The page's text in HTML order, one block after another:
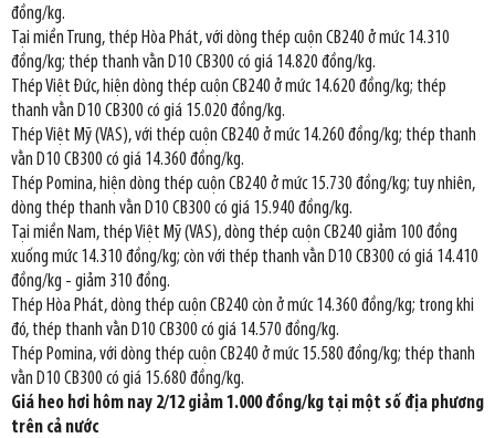
đồng/kg.
Tại miền Trung, thép Hòa Phát, với dòng thép cuộn CB240 ở mức 14.310
đồng/kg; thép thanh vằn D10 CB300 có giá 14.820 đồng/kg.
Thép Việt Đức, hiện dòng thép cuộn CB240 ở mức 14.620 đồng/kg; thép
thanh vằn D10 CB300 có giá 15.020 đồng/kg.
Thép Việt Mỹ (VAS), với thép cuộn CB240 ở mức 14.260 đồng/kg; thép thanh
vằn D10 CB300 có giá 14.360 đồng/kg.
Thép Pomina, hiện dòng thép cuộn CB240 ở mức 15.730 đồng/kg; tuy nhiên,
dòng thép thanh vằn D10 CB300 có giá 15.940 đồng/kg.
Tại miền Nam, thép Việt Mỹ (VAS), dòng thép cuộn CB240 giảm 100 đồng
xuống mức 14.310 đồng/kg; còn với thép thanh vằn D10 CB300 có giá 14.410
đồng/kg - giảm 310 đồng.
Thép Hòa Phát, dòng thép cuộn CB240 còn ở mức 14.360 đồng/kg; trong khi
đó, thép thanh vằn D10 CB300 có giá 14.570 đồng/kg.
Thép Pomina, với dòng thép cuộn CB240 ở mức 15.580 đồng/kg; thép thanh
vằn D10 CB300 có giá 15.680 đồng/kg.
Giá heo hơi hôm nay 2/12 giảm 1.000 đồng/kg tại một số địa phương
trên cả nước